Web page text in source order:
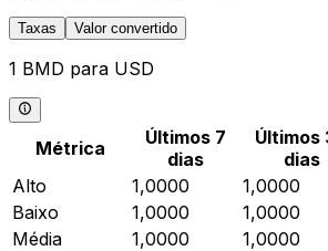
Taxas Valor convertido
1 BMD para USD
Métrica
Últimos 7
dias
Últimos
dias
Alto
1,0000 1,0000
Baixo
1,0000 1,0000
Média
1,0000 1,0000